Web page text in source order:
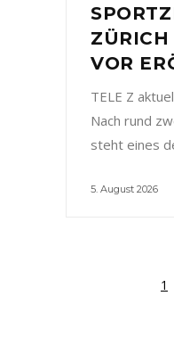
ZÜRICH
VOR
TELE Z
Nach rund
steht eines
5. August 2026
1